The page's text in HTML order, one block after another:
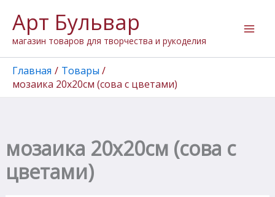
содержимому
Арт Бульвар
магазин товаров для творчества и рукоделия
Главная
Товары
мозаика 20х20см (сова с цветами)
мозаика 20х20см (сова с
цветами)